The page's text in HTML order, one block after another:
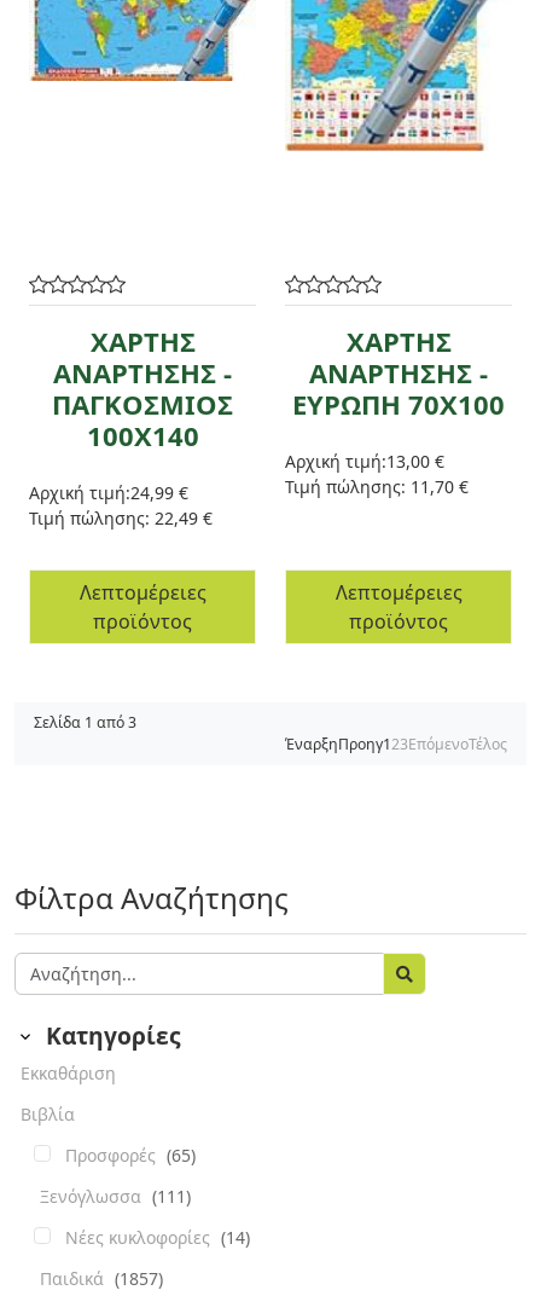
ΧΑΡΤΗΣ
ΑΝΑΡΤΗΣΗΣ -
ΠΑΓΚΟΣΜΙΟΣ
100Χ140
Αρχική τιμή:24,99 €
Τιμή πώλησης: 22,49 €
Λεπτομέρειες
προϊόντος
ΧΑΡΤΗΣ
ΑΝΑΡΤΗΣΗΣ -
ΕΥΡΩΠΗ 70Χ100
Αρχική τιμή:13,00 €
Τιμή πώλησης: 11,70 €
Λεπτομέρειες
προϊόντος
Σελίδα 1 από 3
ΈναρξηΠροηγ123ΕπόμενοΤέλος
Φίλτρα Αναζήτησης
Κατηγορίες
Εκκαθάριση
Βιβλία
Προσφορές (65)
Ξενόγλωσσα (111)
Νέες κυκλοφορίες (14)
Παιδικά (1857)